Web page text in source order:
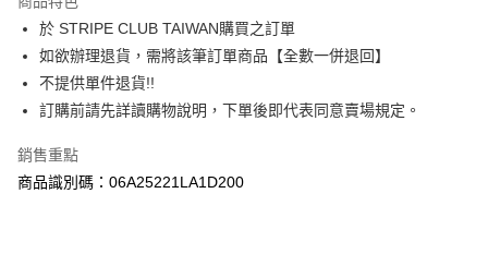
臺灣中小企業銀行
匯豐（台灣）商業銀行
華泰商業銀行
聯邦商業銀行
遠東國際商業銀行
元大商業銀行
玉山商業銀行
星展（台灣）商業銀行
台灣樂天信用卡公司
Apple Pay
街口支付
悠遊付
大哥付你分期
相關說明
於 STRIPE CLUB TAIWAN購買之訂單
如欲辦理退貨，需將該筆訂單商品【全數一併退回】
不提供單件退貨!!
訂購前請先詳讀購物說明，下單後即代表同意賣場規定。
銷售重點
商品識別碼：06A25221LA1D200